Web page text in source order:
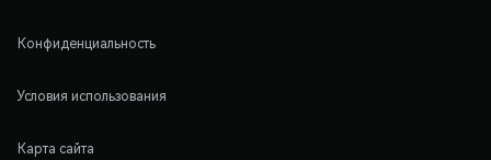
Конфиденциальность
Условия использования
Карта сайта